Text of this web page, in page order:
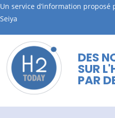
Un service d’information proposé
Seiya
DES
SUR
PAR